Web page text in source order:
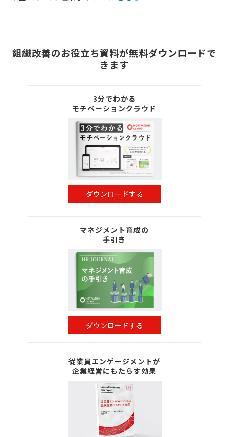
組織改善のお役立ち資料が無料ダウンロードで
きます
3分でわかる
モチベーションクラウド
ダウンロードする
マネジメント育成の
手引き
ダウンロードする
従業員エンゲージメントが
企業経営にもたらす効果